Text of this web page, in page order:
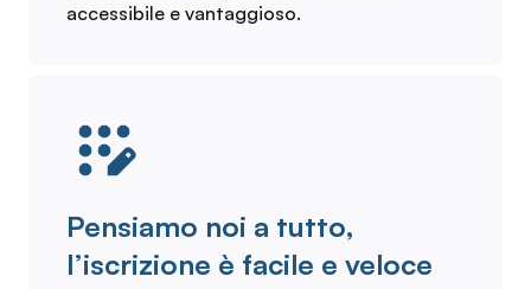
accessibile e vantaggioso.
Pensiamo noi a tutto,
l’iscrizione è facile e veloce